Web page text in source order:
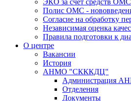
ЭКО за счет средств ОМС
Полис ОМС -
Согласие на обработку
Независимая оценка
Правила подготовки к
О центре
Вакансии
История
АНМО "СКККДЦ"
Администрация
Отделения
Документы